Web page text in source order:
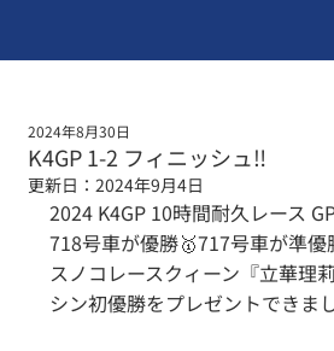
K4GP 1-2 フィニッシュ‼️
2024年8月30日
更新日： 2024年9月4日
2024 K4GP 10時間耐久レース
718号車が優勝🥇717号車が準優
スノコレースクィーン『立華理
シン初優勝をプレゼントできま